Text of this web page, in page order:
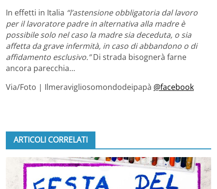
In effetti in Italia “l’astensione obbligatoria dal lavoro
per il lavoratore padre in alternativa alla madre è
possibile solo nel caso la madre sia deceduta, o sia
affetta da grave infermità, in caso di abbandono o di
affidamento esclusivo.”Di strada bisognerà farne
ancora parecchia…
Via/Foto | Ilmeravigliosomondodeipapà @facebook
ARTICOLI CORRELATI